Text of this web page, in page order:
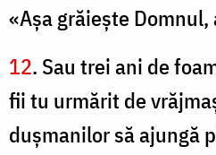
«Aşa grăieşte Domnul,
12. Sau trei ani de
fii tu urmărit de
duşmanilor să ajungă